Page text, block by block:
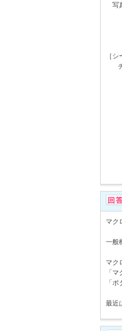
［
チ
シ
ダ
マク
一般
マク
「
「
最近